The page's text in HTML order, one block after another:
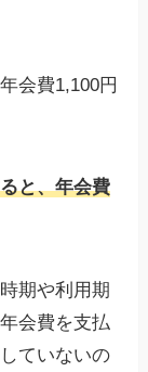
会費1,100円
と、年会費
期や利用期
会費を支払
ていないの